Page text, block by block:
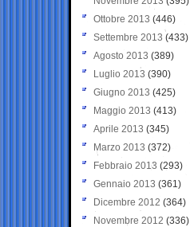
Ottobre 2013 (446)
Settembre 2013 (433)
Agosto 2013 (389)
Luglio 2013 (390)
Giugno 2013 (425)
Maggio 2013 (413)
Aprile 2013 (345)
Marzo 2013 (372)
Febbraio 2013 (293)
Gennaio 2013 (361)
Dicembre 2012 (364)
Novembre 2012 (336)